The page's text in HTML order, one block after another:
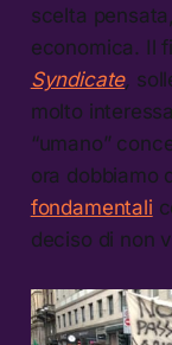
scelta
economica. Il
Syndicate,
molto
“umano”
ora dobbiamo
fondamentali
deciso di non